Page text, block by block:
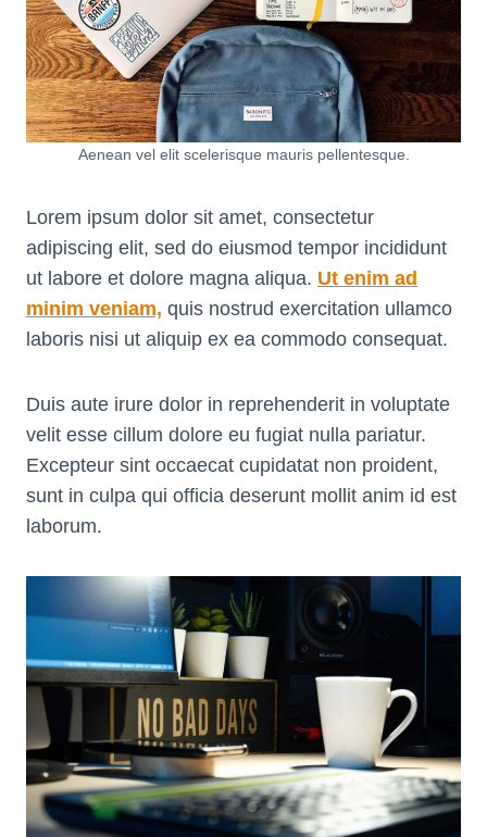
Aenean vel elit scelerisque mauris pellentesque.
Lorem ipsum dolor sit amet, consectetur
adipiscing elit, sed do eiusmod tempor incididunt
ut labore et dolore magna aliqua. Ut enim ad
minim veniam, quis nostrud exercitation ullamco
laboris nisi ut aliquip ex ea commodo consequat.
Duis aute irure dolor in reprehenderit in voluptate
velit esse cillum dolore eu fugiat nulla pariatur.
Excepteur sint occaecat cupidatat non proident,
sunt in culpa qui officia deserunt mollit anim id est
laborum.